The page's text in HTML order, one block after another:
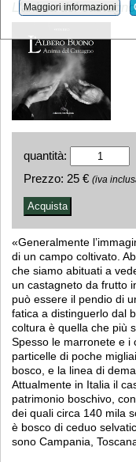
L'anima del castagno
quantità:
Prezzo: 25 € (iva
«Generalmente
di un campo coltivato.
che siamo abituati a
un castagneto da frutto
può essere il pendio di
fatica a distinguerlo dal
coltura è quella che più
Spesso le marronete e i
particelle di poche
bosco, e la linea di
Attualmente in Italia il
patrimonio boschivo,
dei quali circa 140 mila
è bosco di ceduo
sono Campania,
Maggiori informazioni